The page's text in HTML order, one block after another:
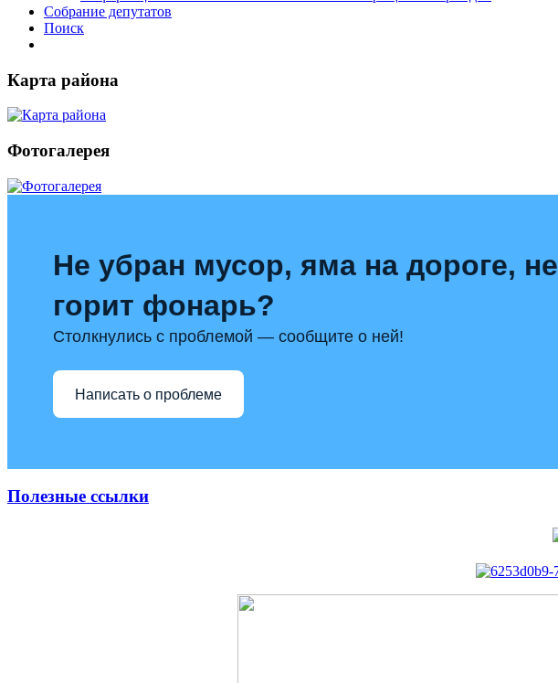
Собрание депутатов
Поиск
Карта района
Фотогалерея
Не убран мусор, яма на дороге, не
горит фонарь?
Столкнулись с проблемой — сообщите о ней!
Написать о проблеме
Полезные ссылки